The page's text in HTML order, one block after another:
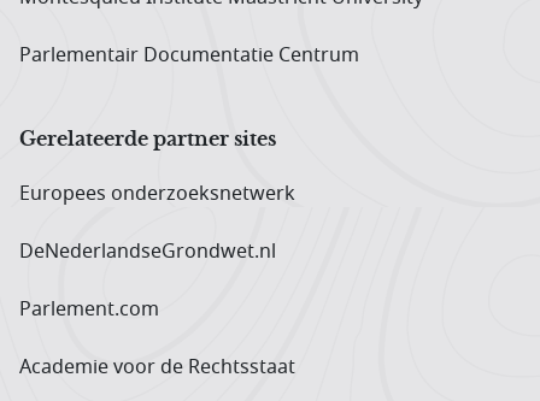
Parlementair Documentatie Centrum
Gerelateerde partner sites
Europees onderzoeks­netwerk
DeNederlandseGrondwet.nl
Parlement.com
Academie voor de Rechtsstaat